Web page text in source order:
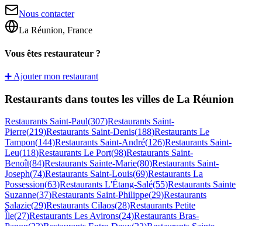
Nous contacter
La Réunion, France
Vous êtes restaurateur ?
➕ Ajouter mon restaurant
Restaurants dans toutes les villes de La Réunion
Restaurants Saint-Paul(307)Restaurants Saint-
Pierre(219)Restaurants Saint-Denis(188)Restaurants Le
Tampon(144)Restaurants Saint-André(126)Restaurants Saint-
Leu(118)Restaurants Le Port(98)Restaurants Saint-
Benoît(84)Restaurants Sainte-Marie(80)Restaurants Saint-
Joseph(74)Restaurants Saint-Louis(69)Restaurants La
Possession(63)Restaurants L'Étang-Salé(55)Restaurants Sainte
Suzanne(37)Restaurants Saint-Philippe(29)Restaurants
Salazie(29)Restaurants Cilaos(28)Restaurants Petite
Île(27)Restaurants Les Avirons(24)Restaurants Bras-